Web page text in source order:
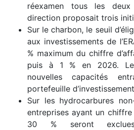
réexamen tous les
direction proposait trois
Sur le charbon, le seuil
aux investissements de
% maximum du chiffre
puis à 1 % en 2026. Le
nouvelles capacités
portefeuille d’investissement
Sur les hydrocarbures
entreprises ayant un chiffre
30 % seront